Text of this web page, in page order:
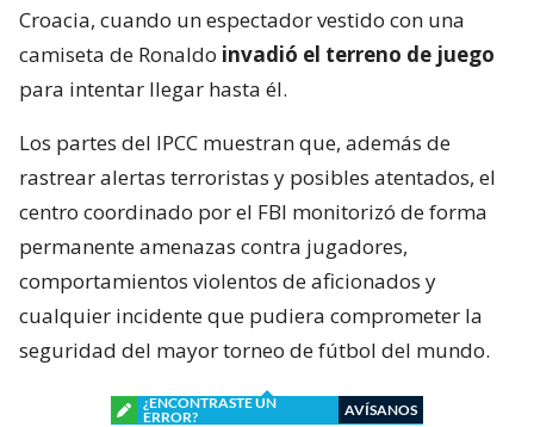
Croacia, cuando un espectador vestido con una
camiseta de Ronaldo invadió el terreno de juego
para intentar llegar hasta él.
Los partes del IPCC muestran que, además de
rastrear alertas terroristas y posibles atentados, el
centro coordinado por el FBI monitorizó de forma
permanente amenazas contra jugadores,
comportamientos violentos de aficionados y
cualquier incidente que pudiera comprometer la
seguridad del mayor torneo de fútbol del mundo.
¿ENCONTRASTE UN
ERROR?
AVÍSANOS